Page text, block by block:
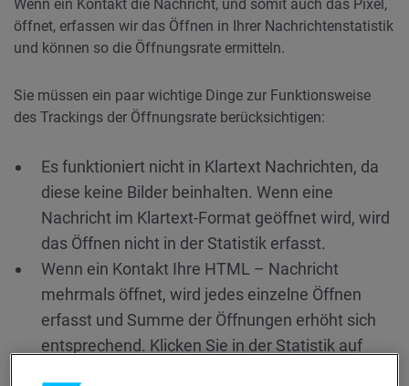
Wenn ein Kontakt die Nachricht, und somit auch das Pixel,
öffnet, erfassen wir das Öffnen in Ihrer Nachrichtenstatistik
und können so die Öffnungsrate ermitteln.
Sie müssen ein paar wichtige Dinge zur Funktionsweise
des Trackings der Öffnungsrate berücksichtigen:
Es funktioniert nicht in Klartext Nachrichten, da
diese keine Bilder beinhalten. Wenn eine
Nachricht im Klartext-Format geöffnet wird, wird
das Öffnen nicht in der Statistik erfasst.
Wenn ein Kontakt Ihre HTML – Nachricht
mehrmals öffnet, wird jedes einzelne Öffnen
erfasst und Summe der Öffnungen erhöht sich
entsprechend. Klicken Sie in der Statistik auf